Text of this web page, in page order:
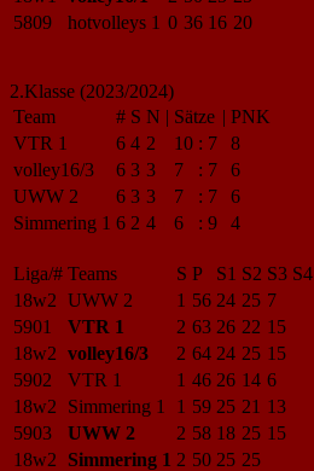
5809
hotvolleys 1 0 36 16 20
2.Klasse (2023/2024)
Team
# S N | Sätze | PNK
VTR 1
6 4 2 10 : 7
8
volley16/3
6 3 3 7 : 7
6
UWW 2
6 3 3 7 : 7
6
Simmering 1 6 2 4 6 : 9 4
Liga/# Teams S P S1 S2 S3 S4
18w2 UWW 2 1 56 24 25 7
5901
VTR 1 2 63 26 22 15
18w2 volley16/3 2 64 24 25 15
5902
VTR 1 1 46 26 14 6
18w2
Simmering 1 1 59 25 21 13
5903
UWW 2 2 58 18 25 15
18w2
Simmering 1 2 50 25 25